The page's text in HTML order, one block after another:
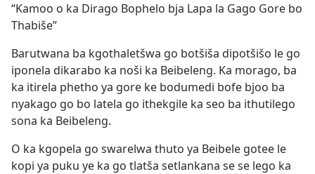
“Kamoo o ka Dirago Bophelo bja Lapa la Gago Gore bo
Thabiše”
Barutwana ba kgothaletšwa go botšiša dipotšišo le go
iponela dikarabo ka noši ka Beibeleng. Ka morago, ba
ka itirela phetho ya gore ke bodumedi bofe bjoo ba
nyakago go bo latela go ithekgile ka seo ba ithutilego
sona ka Beibeleng.
O ka kgopela go swarelwa thuto ya Beibele gotee le
kopi ya puku ye ka go tlatša setlankana se se lego ka